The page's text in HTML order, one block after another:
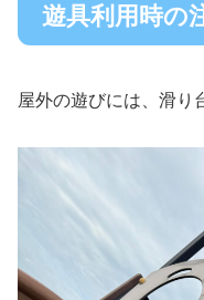
遊具利用時の
屋外の遊びには、滑り